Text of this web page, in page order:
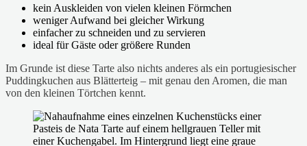
kein Auskleiden von vielen kleinen Förmchen
weniger Aufwand bei gleicher Wirkung
einfacher zu schneiden und zu servieren
ideal für Gäste oder größere Runden
Im Grunde ist diese Tarte also nichts anderes als ein portugiesischer
Puddingkuchen aus Blätterteig – mit genau den Aromen, die man
von den kleinen Törtchen kennt.